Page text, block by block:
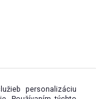
personalizáciu